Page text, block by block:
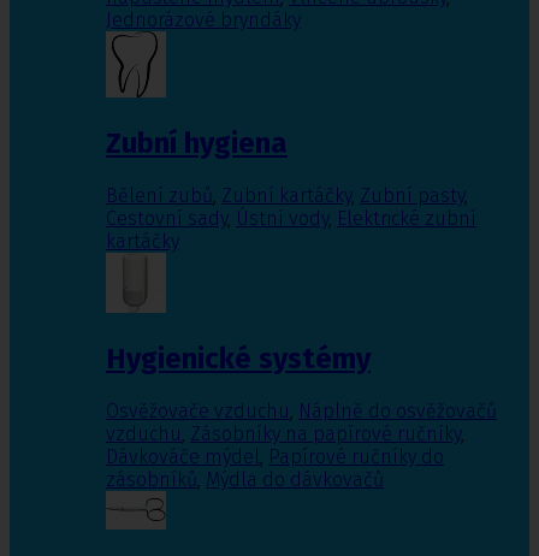
Jednorázové bryndáky
Zubní hygiena
Bělení zubů, Zubní kartáčky, Zubní pasty,
Cestovní sady, Ústní vody, Elektrické zubní
kartáčky
Hygienické systémy
Osvěžovače vzduchu, Náplně do osvěžovačů
vzduchu, Zásobníky na papírové ručníky,
Dávkováče mýdel, Papírové ručníky do
zásobníků, Mýdla do dávkovačů